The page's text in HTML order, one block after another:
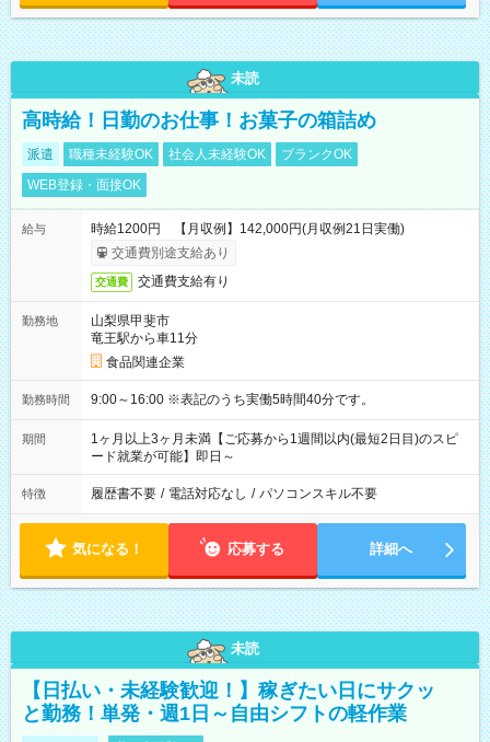
未読
高時給！日勤のお仕事！お菓子の箱詰め
派遣 職種未経験OK 社会人未経験OK
ブランクOK
WEB登録・面接OK
給与
時給1200円 【月収例】142,000円(月収例21日実働)
交通費別途支給あり
交通費 交通費支給有り
勤務地
山梨県甲斐市
竜王駅から車11分
食品関連企業
勤務時間 9:00～16:00 ※表記のうち実働5時間40分です。
期間
1ヶ月以上3ヶ月未満【ご応募から1週間以内(最短2日目)のスピ
ード就業が可能】即日～
特徴 履歴書不要 / 電話対応なし / パソコンスキル不要
気になる！ 応募する 詳細へ
未読
【日払い・未経験歓迎！】稼ぎたい日にサクッ
と勤務！単発・週1日～自由シフトの軽作業